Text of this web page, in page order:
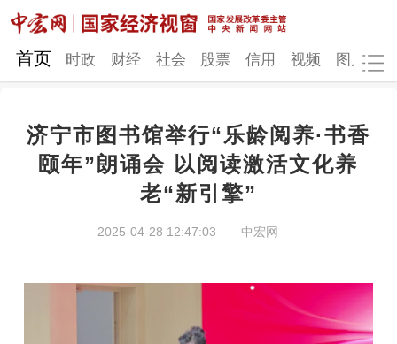
网站地图
时政 财经 社会 股票
视频 图片
中宏研究 营商环境
首页 时政 财经 社会 股票 信用 视频 图片
济宁市图书馆举行“乐龄阅养·书香
颐年”朗诵会 以阅读激活文化养
老“新引擎”
2025-04-28 12:47:03 中宏网